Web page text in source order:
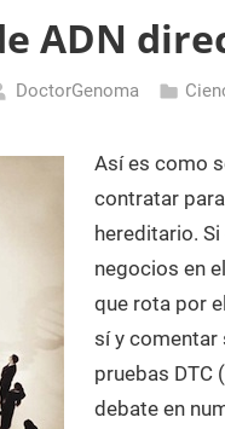
ADN
DoctorGenoma
Así es como
contratar
hereditario.
negocios en
que rota por
sí y comentar
pruebas DTC
debate en